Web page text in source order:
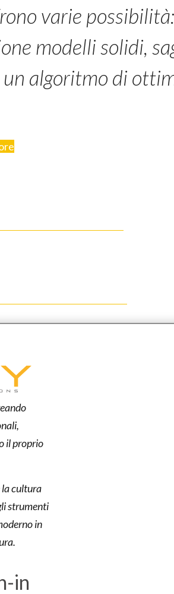
varie
modelli solidi,
algoritmo di
il proprio
la cultura
strumenti
in
in